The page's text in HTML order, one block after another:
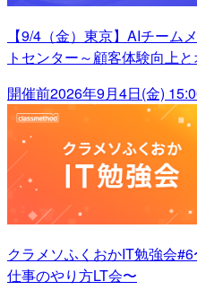
【9/4（金）東京】AIチーム
トセンター～顧客体験向上
開催前2026年9月4日(金)
クラメソふくおかIT勉強会
仕事のやり方LT会〜